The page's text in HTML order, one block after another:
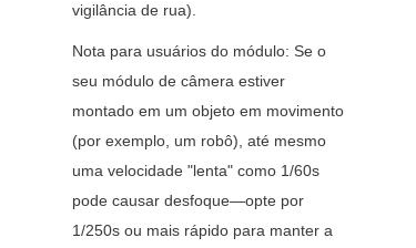
vigilância de rua).
Nota para usuários do módulo: Se o
seu módulo de câmera estiver
montado em um objeto em movimento
(por exemplo, um robô), até mesmo
uma velocidade "lenta" como 1/60s
pode causar desfoque—opte por
1/250s ou mais rápido para manter a